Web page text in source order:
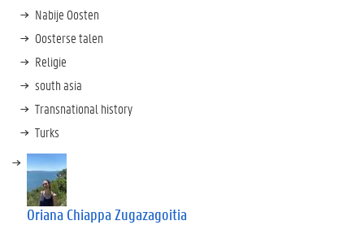
Nabije Oosten
Oosterse talen
Religie
south asia
Transnational history
Turks
Oriana Chiappa Zugazagoitia